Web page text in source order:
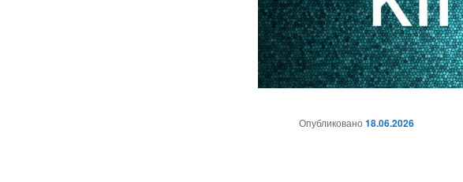
Опубликовано18.06.2026